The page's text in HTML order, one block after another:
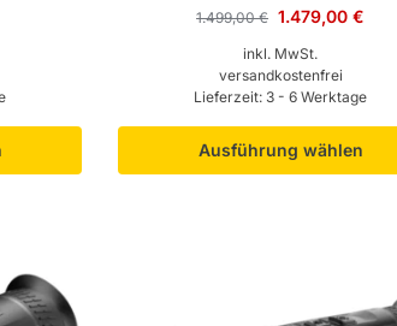
1.499,00€ 1.479,00€
inkl. MwSt.
versandkostenfrei
Lieferzeit: 3 - 6 Werktage
Ausführung wählen